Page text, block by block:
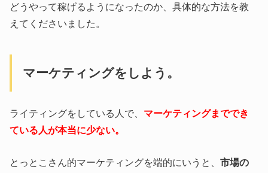
どうやって稼げるようになったのか、具体的な方法を教
えてくださいました。
マーケティングをしよう。
ライティングをしている人で、 マーケティングまででき
ている人が本当に少ない。
とっとこさん的マーケティングを端的にいうと、市場の